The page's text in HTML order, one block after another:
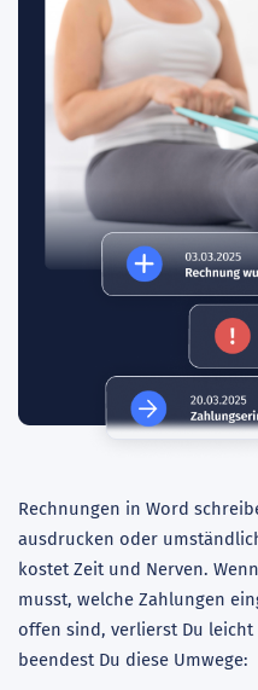
Rechnungen in Word
ausdrucken oder
kostet Zeit und Nerven.
musst, welche Zahlungen
offen sind, verlierst Du leicht
beendest Du diese Umwege: